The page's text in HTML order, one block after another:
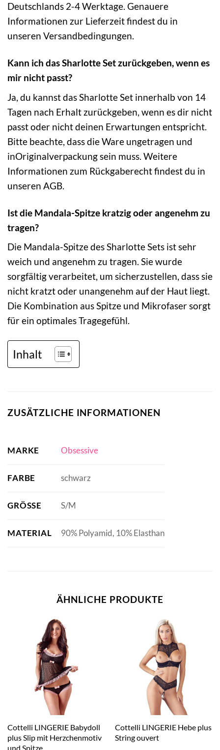
Deutschlands 2-4 Werktage. Genauere
Informationen zur Lieferzeit findest du in
unseren Versandbedingungen.
Kann ich das Sharlotte Set zurückgeben, wenn es
mir nicht passt?
Ja, du kannst das Sharlotte Set innerhalb von 14
Tagen nach Erhalt zurückgeben, wenn es dir nicht
passt oder nicht deinen Erwartungen entspricht.
Bitte beachte, dass die Ware ungetragen und
inOriginalverpackung sein muss. Weitere
Informationen zum Rückgaberecht findest du in
unseren AGB.
Ist die Mandala-Spitze kratzig oder angenehm zu
tragen?
Die Mandala-Spitze des Sharlotte Sets ist sehr
weich und angenehm zu tragen. Sie wurde
sorgfältig verarbeitet, um sicherzustellen, dass sie
nicht kratzt oder unangenehm auf der Haut liegt.
Die Kombination aus Spitze und Mikrofaser sorgt
für ein optimales Tragegefühl.
Inhalt
ZUSÄTZLICHE INFORMATIONEN
MARKE Obsessive
FARBE schwarz
GRÖSSE S/M
MATERIAL 90% Polyamid, 10% Elasthan
ÄHNLICHE PRODUKTE
Cottelli LINGERIE Babydoll
plus Slip mit Herzchenmotiv
und Spitze
Cottelli LINGERIE Hebe plus
String ouvert